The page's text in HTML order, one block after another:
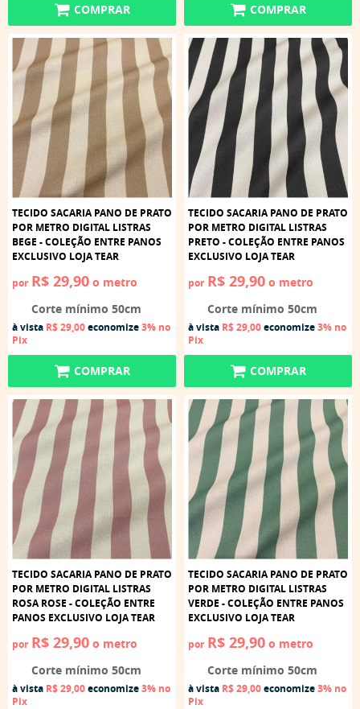
COMPRAR COMPRAR
TECIDO SACARIA PANO DE PRATO
POR METRO DIGITAL LISTRAS
BEGE - COLEÇÃO ENTRE PANOS
EXCLUSIVO LOJA TEAR
por R$ 29,90 o metro
Corte mínimo 50cm
à vista R$ 29,00economize3% no
Pix
COMPRAR
TECIDO SACARIA PANO DE PRATO
POR METRO DIGITAL LISTRAS
PRETO - COLEÇÃO ENTRE PANOS
EXCLUSIVO LOJA TEAR
por R$ 29,90 o metro
Corte mínimo 50cm
à vista R$ 29,00economize3% no
Pix
COMPRAR
TECIDO SACARIA PANO DE PRATO
POR METRO DIGITAL LISTRAS
ROSA ROSE - COLEÇÃO ENTRE
PANOS EXCLUSIVO LOJA TEAR
por R$ 29,90 o metro
Corte mínimo 50cm
à vista R$ 29,00economize3% no
Pix
TECIDO SACARIA PANO DE PRATO
POR METRO DIGITAL LISTRAS
VERDE - COLEÇÃO ENTRE PANOS
EXCLUSIVO LOJA TEAR
por R$ 29,90 o metro
Corte mínimo 50cm
à vista R$ 29,00economize3% no
Pix